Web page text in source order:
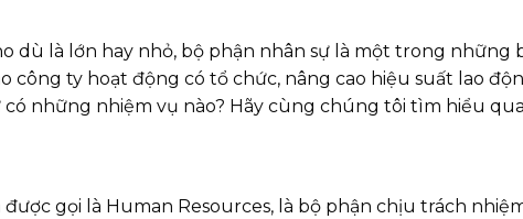
dù là lớn hay nhỏ, bộ phận nhân sự là một trong
công ty hoạt động có tổ chức, nâng cao hiệu suất lao
có những nhiệm vụ nào? Hãy cùng chúng tôi tìm hiểu
được gọi là Human Resources, là bộ phận chịu trách